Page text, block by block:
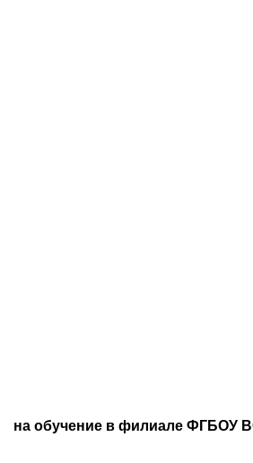
на обучение в филиале ФГБОУ